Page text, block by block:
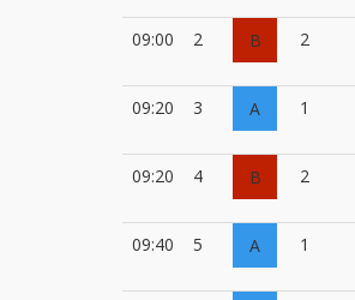
09:00
2 B 2
09:20
3 A 1
09:20
4 B 2
09:40
5 A 1